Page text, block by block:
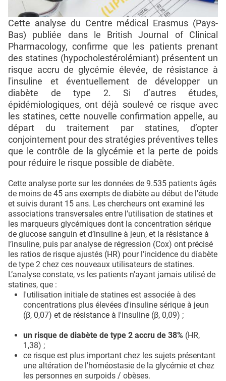
Cette analyse du Centre médical Erasmus (Pays-
Bas) publiée dans le British Journal of Clinical
Pharmacology, confirme que les patients prenant
des statines (hypocholestérolémiant) présentent un
risque accru de glycémie élevée, de résistance à
l'insuline et éventuellement de développer un
diabète de type 2. Si d’autres études,
épidémiologiques, ont déjà soulevé ce risque avec
les statines, cette nouvelle confirmation appelle, au
départ du traitement par statines, d’opter
conjointement pour des stratégies préventives telles
que le contrôle de la glycémie et la perte de poids
pour réduire le risque possible de diabète.
Cette analyse porte sur les données de 9.535 patients âgés
de moins de 45 ans exempts de diabète au début de l'étude
et suivis durant 15 ans. Les chercheurs ont examiné les
associations transversales entre l’utilisation de statines et
les marqueurs glycémiques dont la concentration sérique
de glucose sanguin et d’insuline à jeun, et la résistance à
l’insuline, puis par analyse de régression (Cox) ont précisé
les ratios de risque ajustés (HR) pour l’incidence du diabète
de type 2 chez ces nouveaux utilisateurs de statines.
L’analyse constate, vs les patients n'ayant jamais utilisé de
statines, que :
l'utilisation initiale de statines est associée à des
concentrations plus élevées d'insuline sérique à jeun
(β, 0,07) et de résistance à l'insuline (β, 0,09) ;
un risque de diabète de type 2 accru de 38% (HR,
1,38) ;
ce risque est plus important chez les sujets présentant
une altération de l'homéostasie de la glycémie et chez
les personnes en surpoids / obèses.